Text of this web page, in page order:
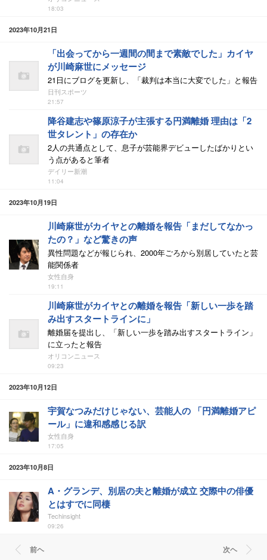
18:03
2023年10月21日
「出会ってから一週間の間まで素敵でした」カイヤ
が川崎麻世にメッセージ
21日にブログを更新し、「裁判は本当に大変でした」と報告
日刊スポーツ
21:57
降谷建志や篠原涼子が主張する円満離婚 理由は「2
世タレント」の存在か
2人の共通点として、息子が芸能界デビューしたばかりとい
う点があると筆者
デイリー新潮
11:04
2023年10月19日
川崎麻世がカイヤとの離婚を報告「まだしてなかっ
たの？」など驚きの声
異性問題などが報じられ、2000年ごろから別居していたと芸
能関係者
女性自身
19:11
川崎麻世がカイヤとの離婚を報告「新しい一歩を踏
み出すスタートラインに」
離婚届を提出し、「新しい一歩を踏み出すスタートライン」
に立ったと報告
オリコンニュース
09:23
2023年10月12日
宇賀なつみだけじゃない、芸能人の 「円満離婚アピ
ール」に違和感感じる訳
女性自身
17:05
2023年10月8日
A・グランデ、別居の夫と離婚が成立 交際中の俳優
とはすでに同棲
Techinsight
09:26
前ヘ 次ヘ